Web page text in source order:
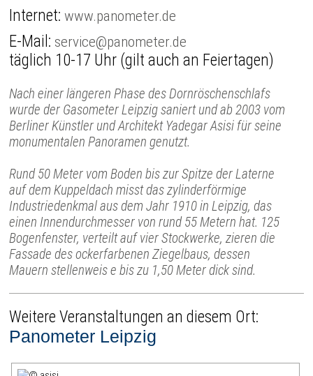
Internet:www.panometer.de
E-Mail: service@panometer.de
täglich 10-17 Uhr (gilt auch an Feiertagen)
Nach einer längeren Phase des Dornröschenschlafs
wurde der Gasometer Leipzig saniert und ab 2003 vom
Berliner Künstler und Architekt Yadegar Asisi für seine
monumentalen Panoramen genutzt.
Rund 50 Meter vom Boden bis zur Spitze der Laterne
auf dem Kuppeldach misst das zylinderförmige
Industriedenkmal aus dem Jahr 1910 in Leipzig, das
einen Innendurchmesser von rund 55 Metern hat. 125
Bogenfenster, verteilt auf vier Stockwerke, zieren die
Fassade des ockerfarbenen Ziegelbaus, dessen
Mauern stellenweis e bis zu 1,50 Meter dick sind.
Weitere Veranstaltungen an diesem Ort:
Panometer Leipzig